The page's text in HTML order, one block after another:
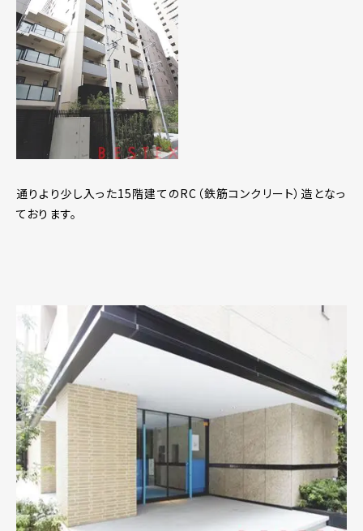
通りより少し入った15階建てのRC（鉄筋コンクリート）造となっ
ております。